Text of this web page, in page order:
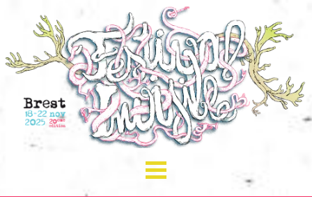
PROGRAMMATION
☰ Menu